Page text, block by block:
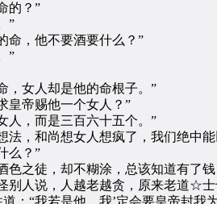
的？”
”
，他不要酒要什么？”
”
女人却是他的命根子。”
帝赐他一个女人？”
，而是三百六十五个。”
，和尚想女人想疯了，我们绝中能
么？”
之徒，却不糊涂，总该知道有了
人说，人越老越贪，原来老道☆士
“我若是他，我’定会要皇帝封我